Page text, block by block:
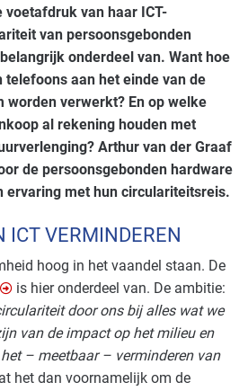
van haar ICT-
van persoonsgebonden
onderdeel van. Want hoe
telefoons aan het einde van de
worden verwerkt? En op welke
al rekening houden met
Arthur van der Graaf
de persoonsgebonden hardware
ervaring met hun circulariteitsreis.
ICT VERMINDEREN
hoog in het vaandel staan. De
is hier onderdeel van. De ambitie:
door ons bij alles wat we
van de impact op het milieu en
– meetbaar – verminderen van
het dan voornamelijk om de